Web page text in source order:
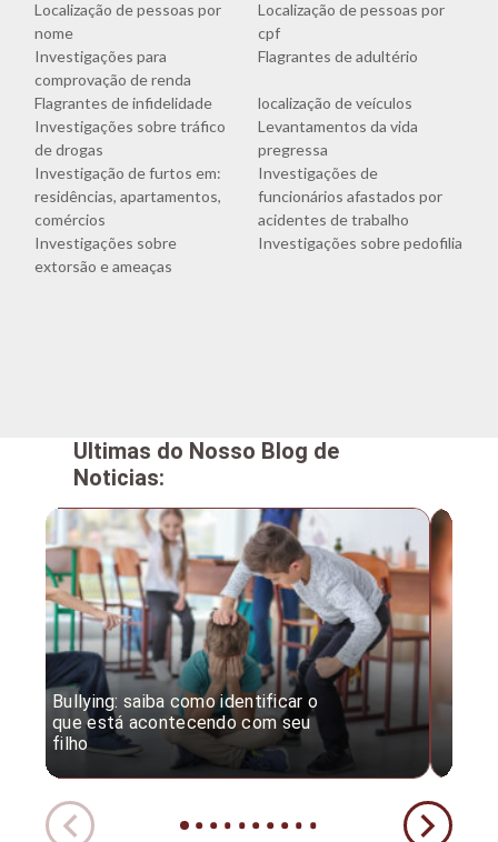
Localização de pessoas por
nome
Localização de pessoas por
cpf
Investigações para
comprovação de renda
Flagrantes de adultério
Flagrantes de infidelidade
localização de veículos
Investigações sobre tráfico
de drogas
Levantamentos da vida
pregressa
Investigação de furtos em:
residências, apartamentos,
comércios
Investigações de
funcionários afastados por
acidentes de trabalho
Investigações sobre
extorsão e ameaças
Investigações sobre pedofilia
Ultimas do Nosso Blog de
Noticias:
Bullying: saiba como identificar o
que está acontecendo com seu
filho